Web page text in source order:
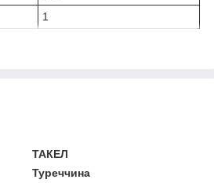
1
ТАКЕЛ
Туреччина